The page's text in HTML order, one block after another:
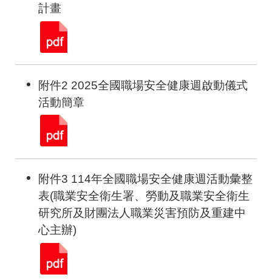
計畫
附件2 2025全國職場安全健康週啟動儀式
活動簡章
附件3 114年全國職場安全健康週活動彙整
表(職業安全衛生署、勞動及職業安全衛生
研究所及財團法人職業災害預防及重建中
心主辦)